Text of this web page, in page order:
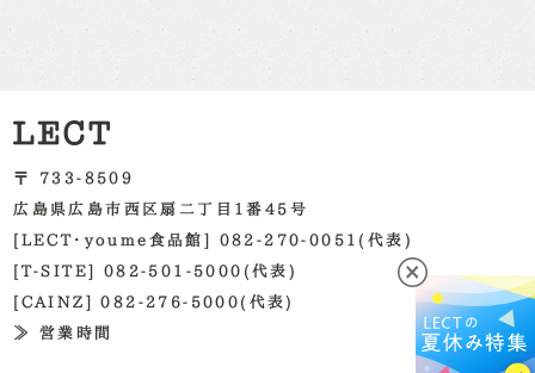
〒 733-8509
広島県広島市西区扇二丁目1番45号
[LECT・youme食品館] 082-270-0051(代表)
[T-SITE] 082-501-5000(代表)
[CAINZ] 082-276-5000(代表)
≫ 営業時間